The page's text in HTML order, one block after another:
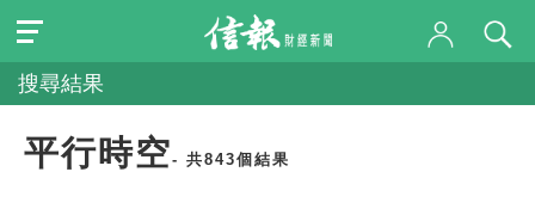
搜尋結果
平行時空- 共843個結果